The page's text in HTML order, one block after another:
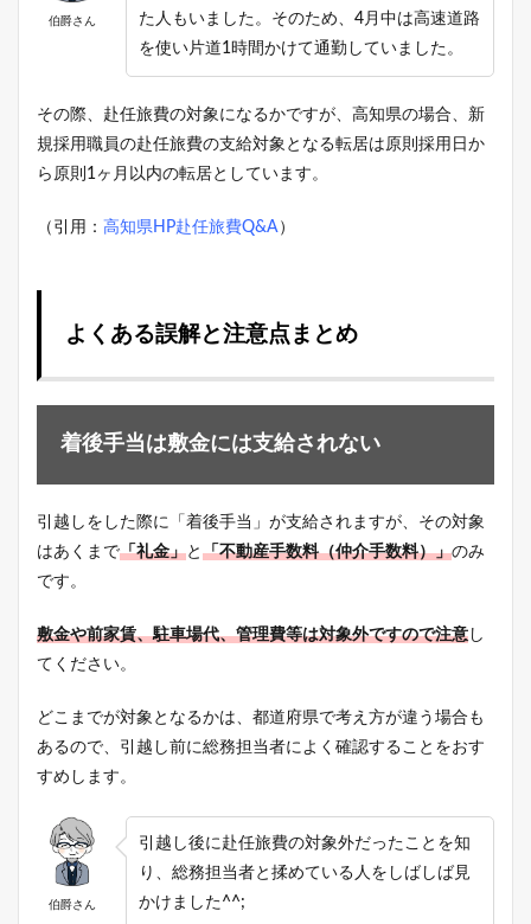
伯爵さん
た人もいました。そのため、4月中は高速道路
を使い片道1時間かけて通勤していました。
その際、赴任旅費の対象になるかですが、高知県の場合、新
規採用職員の赴任旅費の支給対象となる転居は原則採用日か
ら原則1ヶ月以内の転居としています。
（引用： 高知県HP赴任旅費Q&A）
よくある誤解と注意点まとめ
着後手当は敷金には支給されない
引越しをした際に「着後手当」が支給されますが、その対象
はあくまで「礼金」と 「不動産手数料（仲介手数料）」のみ
です。
敷金や前家賃、駐車場代、管理費等は対象外ですので注意 し
てください。
どこまでが対象となるかは、都道府県で考え方が違う場合も
あるので、引越し前に総務担当者によく確認することをおす
すめします。
伯爵さん
引越し後に赴任旅費の対象外だったことを知
り、総務担当者と揉めている人をしばしば見
かけました^^;